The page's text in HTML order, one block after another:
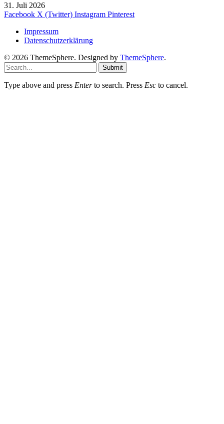
31. Juli 2026
Facebook X (Twitter) Instagram Pinterest
Impressum
Datenschutzerklärung
© 2026 ThemeSphere. Designed by ThemeSphere.
Submit
Type above and press Enterto search. Press Esc to cancel.